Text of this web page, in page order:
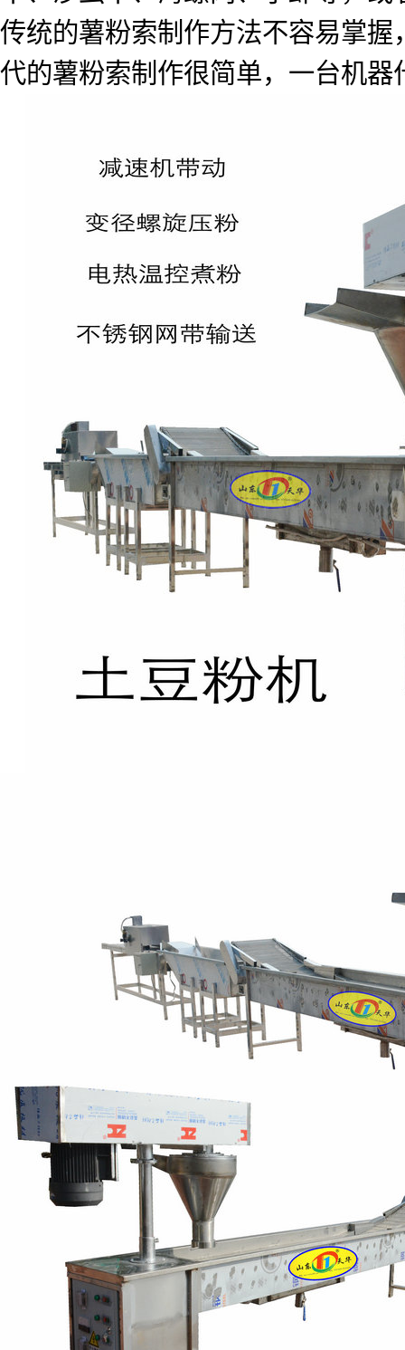
传统的薯粉索制作方法不容易掌
代的薯粉索制作很简单，一台机器